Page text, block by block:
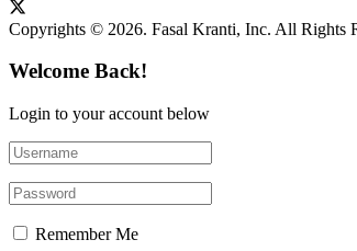
Copyrights © 2026. Fasal Kranti, Inc. All Rights
Welcome Back!
Login to your account below
Remember Me